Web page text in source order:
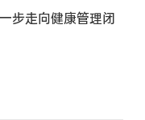
步走向健康管理闭